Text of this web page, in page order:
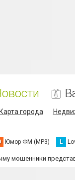
Карта города
Юмор ФМ (MP3) L
мошенники